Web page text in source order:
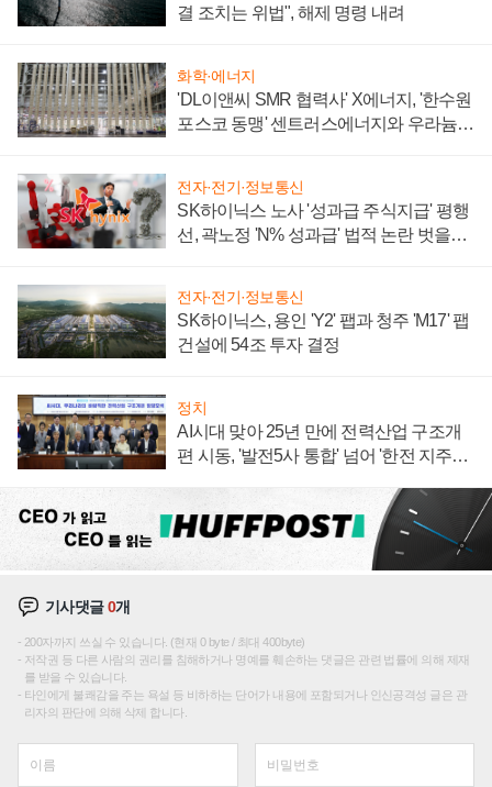
결 조치는 위법", 해제 명령 내려
화학·에너지
'DL이앤씨 SMR 협력사' X에너지, '한수원
포스코 동맹' 센트러스에너지와 우라늄
전자·전기·정보통신
SK하이닉스 노사 '성과급 주식지급' 평행
선, 곽노정 'N% 성과급' 법적 논란 벗을지
전자·전기·정보통신
SK하이닉스, 용인 'Y2' 팹과 청주 'M17' 팹
건설에 54조 투자 결정
정치
AI시대 맞아 25년 만에 전력산업 구조개
편 시동, '발전5사 통합' 넘어 '한전 지주사'
기사댓글0개
200자까지 쓰실 수 있습니다. (현재 0 byte / 최대 400byte)
저작권 등 다른 사람의 권리를 침해하거나 명예를 훼손하는 댓글은 관련 법률에 의해 제재
를 받을 수 있습니다.
타인에게 불쾌감을 주는 욕설 등 비하하는 단어가 내용에 포함되거나 인신공격성 글은 관
리자의 판단에 의해 삭제 합니다.